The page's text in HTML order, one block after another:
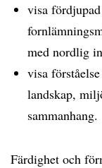
visa
med nordlig
visa
landskap,
sammanhang.
Färdighet och